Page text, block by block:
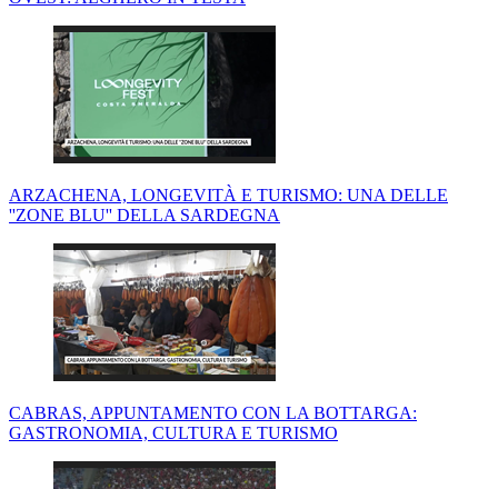
ARZACHENA, LONGEVITÀ E TURISMO: UNA DELLE
''ZONE BLU'' DELLA SARDEGNA
CABRAS, APPUNTAMENTO CON LA BOTTARGA:
GASTRONOMIA, CULTURA E TURISMO